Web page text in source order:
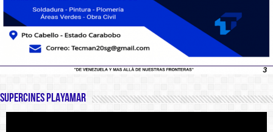
SUPERCINES PLAYAMAR